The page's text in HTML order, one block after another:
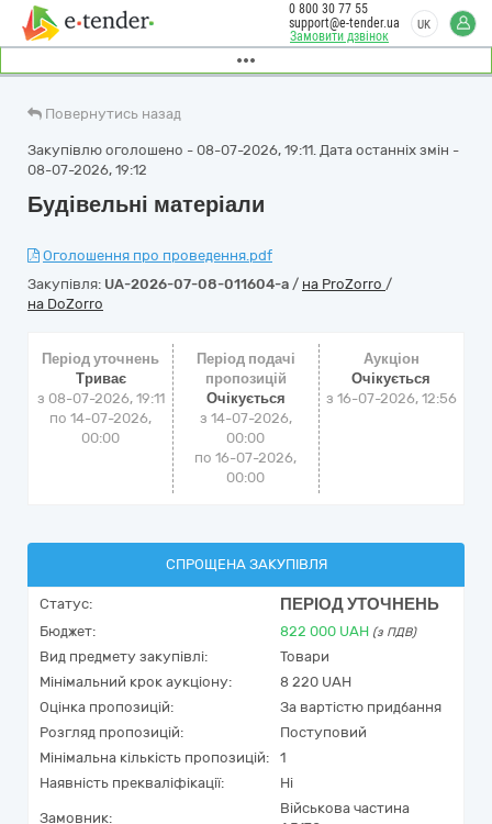
Замовити дзвінок
0 800 30 77 55
support@e-tender.ua
UK
Повернутись назад
Закупівлю оголошено - 08-07-2026, 19:11. Дата останніх змін -
08-07-2026, 19:12
Будівельні матеріали
Оголошення про проведення.pdf
Закупівля: UA-2026-07-08-011604-a / на ProZorro /
на DoZorro
Період уточнень
Триває
з 08-07-2026, 19:11
по 14-07-2026,
00:00
Період подачі
пропозицій
Очікується
з 14-07-2026,
00:00
по 16-07-2026,
00:00
Аукціон
Очікується
з 16-07-2026, 12:56
СПРОЩЕНА ЗАКУПІВЛЯ
Статус: ПЕРІОД УТОЧНЕНЬ
Бюджет: 822 000 UAH (з ПДВ)
Вид предмету закупівлі:
Товари
Мінімальний крок аукціону:
8 220 UAH
Оцінка пропозицій:
За вартістю придбання
Розгляд пропозицій:
Поступовий
Мінімальна кількість пропозицій:
1
Наявність прекваліфікації:
Ні
Замовник:
Військова частина